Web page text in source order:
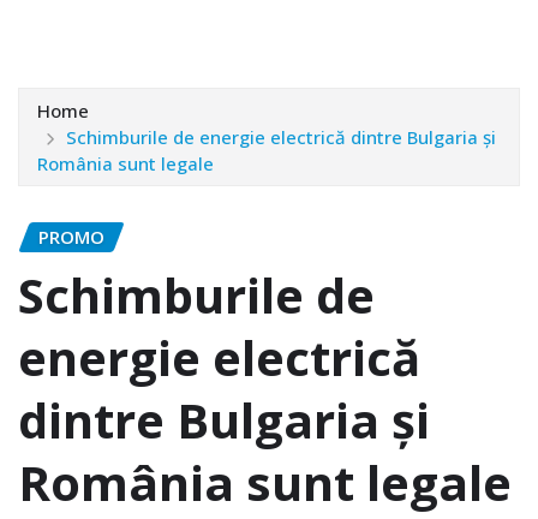
Home
Schimburile de energie electrică dintre Bulgaria și
România sunt legale
PROMO
Schimburile de
energie electrică
dintre Bulgaria și
România sunt legale